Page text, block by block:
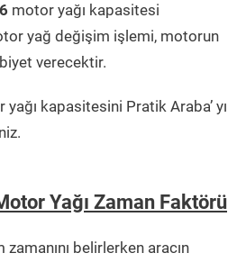
motor yağı kapasitesi
yağ değişim işlemi, motorun
verecektir.
yağı kapasitesini Pratik Araba’ yı
Yağı Zaman Faktörü
zamanını belirlerken aracın